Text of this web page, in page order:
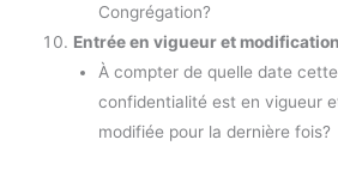
Congrégation?
Entrée en vigueur et
À compter de quelle date
confidentialité est en vigueur
modifiée pour la dernière fois?